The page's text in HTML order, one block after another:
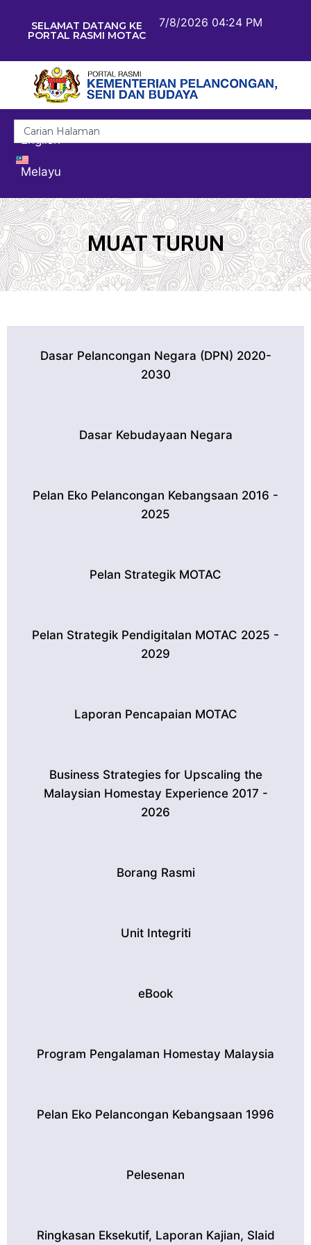
SELAMAT DATANG KE
PORTAL RASMI MOTAC
7/8/2026 04:24 PM
English
Melayu
MUAT TURUN
Dasar Pelancongan Negara (DPN) 2020-
2030
Dasar Kebudayaan Negara
Pelan Eko Pelancongan Kebangsaan 2016 -
2025
Pelan Strategik MOTAC
Pelan Strategik Pendigitalan MOTAC 2025 -
2029
Laporan Pencapaian MOTAC
Business Strategies for Upscaling the
Malaysian Homestay Experience 2017 -
2026
Borang Rasmi
Unit Integriti
eBook
Program Pengalaman Homestay Malaysia
Pelan Eko Pelancongan Kebangsaan 1996
Pelesenan
Ringkasan Eksekutif, Laporan Kajian, Slaid